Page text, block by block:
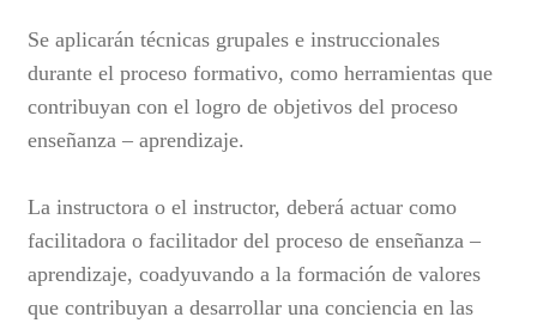
Se aplicarán técnicas grupales e instruccionales
durante el proceso formativo, como herramientas que
contribuyan con el logro de objetivos del proceso
enseñanza – aprendizaje.
La instructora o el instructor, deberá actuar como
facilitadora o facilitador del proceso de enseñanza –
aprendizaje, coadyuvando a la formación de valores
que contribuyan a desarrollar una conciencia en las